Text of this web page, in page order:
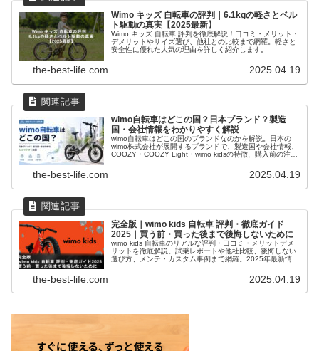
Wimo キッズ 自転車の評判｜6.1kgの軽さとベル
ト駆動の真実【2025最新】
Wimo キッズ 自転車 評判を徹底解説！口コミ・メリット・
デメリットやサイズ選び、他社との比較まで網羅。軽さと
安全性に優れた人気の理由を詳しく紹介します。
the-best-life.com 2025.04.19
wimo自転車はどこの国？日本ブランド？製造
国・会社情報をわかりやすく解説
wimo自転車はどこの国のブランドなのかを解説。日本の
wimo株式会社が展開するブランドで、製造国や会社情報、
COOZY・COOZY Light・wimo kidsの特徴、購入前の注意
the-best-life.com 2025.04.19
完全版｜wimo kids 自転車 評判・徹底ガイド
2025｜買う前・買った後まで後悔しないために
wimo kids 自転車のリアルな評判・口コミ・メリットデメ
リットを徹底解説。試乗レポートや他社比較、後悔しない
選び方、メンテ・カスタム事例まで網羅。2025年最新情報
the-best-life.com 2025.04.19